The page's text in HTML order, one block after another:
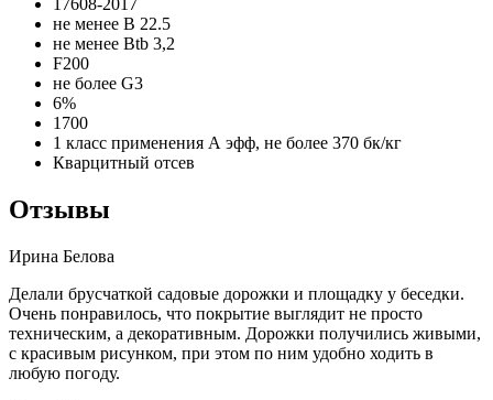
17608-2017
не менее В 22.5
не менее Вtb 3,2
F200
не более G3
6%
1700
1 класс применения А эфф, не более 370 бк/кг
Кварцитный отсев
Отзывы
Ирина Белова
Делали брусчаткой садовые дорожки и площадку у беседки.
Очень понравилось, что покрытие выглядит не просто
техническим, а декоративным. Дорожки получились живыми,
с красивым рисунком, при этом по ним удобно ходить в
любую погоду.